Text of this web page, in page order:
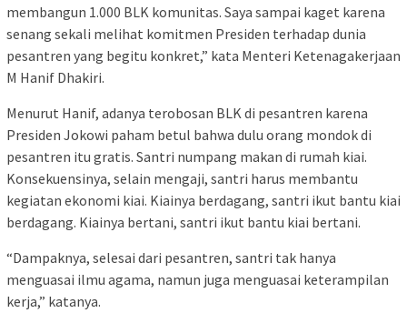
membangun 1.000 BLK komunitas. Saya sampai kaget karena
senang sekali melihat komitmen Presiden terhadap dunia
pesantren yang begitu konkret,” kata Menteri Ketenagakerjaan
M Hanif Dhakiri.
Menurut Hanif, adanya terobosan BLK di pesantren karena
Presiden Jokowi paham betul bahwa dulu orang mondok di
pesantren itu gratis. Santri numpang makan di rumah kiai.
Konsekuensinya, selain mengaji, santri harus membantu
kegiatan ekonomi kiai. Kiainya berdagang, santri ikut bantu kiai
berdagang. Kiainya bertani, santri ikut bantu kiai bertani.
“Dampaknya, selesai dari pesantren, santri tak hanya
menguasai ilmu agama, namun juga menguasai keterampilan
kerja,” katanya.